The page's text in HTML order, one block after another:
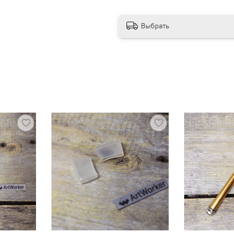
Выбрать